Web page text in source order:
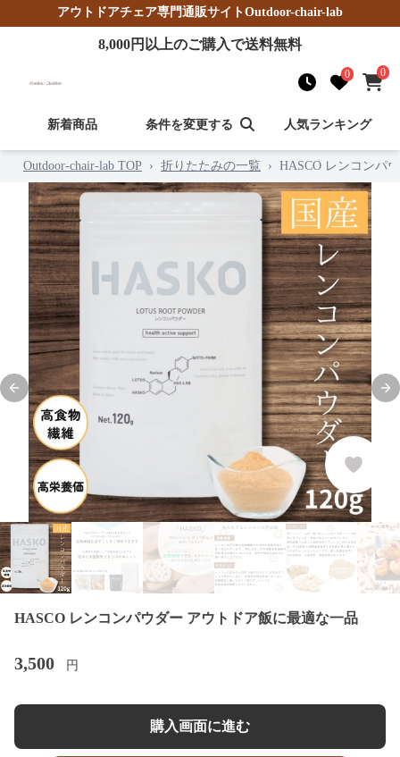
アウトドアチェア専門通販サイトOutdoor-chair-lab
8,000円以上のご購入で送料無料
0 0
新着商品 条件を変更する 人気ランキング
Outdoor-chair-lab TOP › 折りたたみの一覧 › HASCO レンコンパ
Previous slide
HASCO レンコンパウダー アウトドア飯に最適な一品
3,500 円
購入画面に進む